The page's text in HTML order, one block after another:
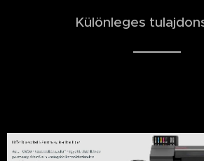
Különleges